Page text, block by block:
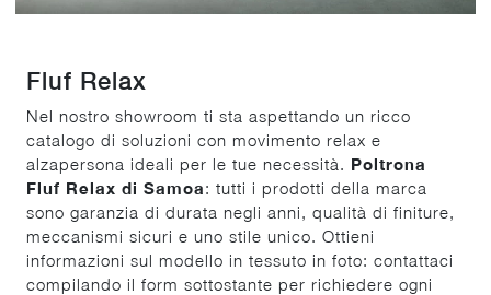
Fluf Relax
Nel nostro showroom ti sta aspettando un ricco
catalogo di soluzioni con movimento relax e
alzapersona ideali per le tue necessità. Poltrona
Fluf Relax di Samoa: tutti i prodotti della marca
sono garanzia di durata negli anni, qualità di finiture,
meccanismi sicuri e uno stile unico. Ottieni
informazioni sul modello in tessuto in foto: contattaci
compilando il form sottostante per richiedere ogni